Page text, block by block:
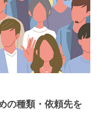
の種類・依頼先を